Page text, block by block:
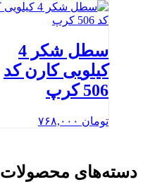
سطل شکر 4
کیلویی کارن کد
506 کرپ
تومان
دسته‌های محصولات